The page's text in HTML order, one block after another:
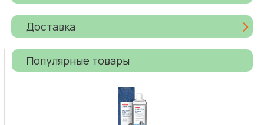
Доставка
Популярные товары